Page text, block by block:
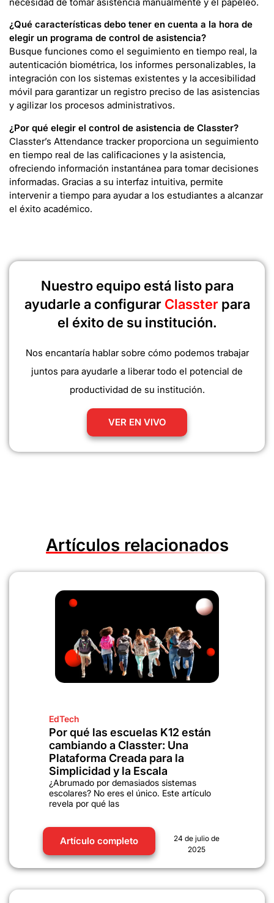
¿Qué características debo tener en cuenta a la hora de
elegir un programa de control de asistencia?
Busque funciones como el seguimiento en tiempo real, la
autenticación biométrica, los informes personalizables, la
integración con los sistemas existentes y la accesibilidad
móvil para garantizar un registro preciso de las asistencias
y agilizar los procesos administrativos.
¿Por qué elegir el control de asistencia de Classter?
Classter’s Attendance tracker proporciona un seguimiento
en tiempo real de las calificaciones y la asistencia,
ofreciendo información instantánea para tomar decisiones
informadas. Gracias a su interfaz intuitiva, permite
intervenir a tiempo para ayudar a los estudiantes a alcanzar
el éxito académico.
Nuestro equipo está listo para
ayudarle a configurar Classter para
el éxito de su institución.
Nos encantaría hablar sobre cómo podemos trabajar
juntos para ayudarle a liberar todo el potencial de
productividad de su institución.
VER EN VIVO
Artículos relacionados
EdTech
Por qué las escuelas K12 están
cambiando a Classter: Una
Plataforma Creada para la
Simplicidad y la Escala
¿Abrumado por demasiados sistemas
escolares? No eres el único. Este artículo
revela por qué las
Artículo completo
24 de julio de
2025